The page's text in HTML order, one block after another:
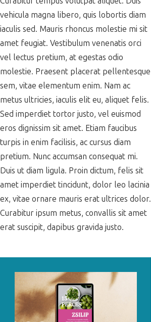
vehicula magna libero, quis lobortis diam
iaculis sed. Mauris rhoncus molestie mi sit
amet feugiat. Vestibulum venenatis orci
vel lectus pretium, at egestas odio
molestie. Praesent placerat pellentesque
sem, vitae elementum enim. Nam ac
metus ultricies, iaculis elit eu, aliquet felis.
Sed imperdiet tortor justo, vel euismod
eros dignissim sit amet. Etiam faucibus
turpis in enim facilisis, ac cursus diam
pretium. Nunc accumsan consequat mi.
Duis ut diam ligula. Proin dictum, felis sit
amet imperdiet tincidunt, dolor leo lacinia
ex, vitae ornare mauris erat ultrices dolor.
Curabitur ipsum metus, convallis sit amet
erat suscipit, dapibus gravida justo.